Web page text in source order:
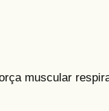
muscular